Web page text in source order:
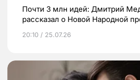
Почти 3 млн идей: Дмитрий
рассказал о Новой Народной
20:10 / 25.07.26